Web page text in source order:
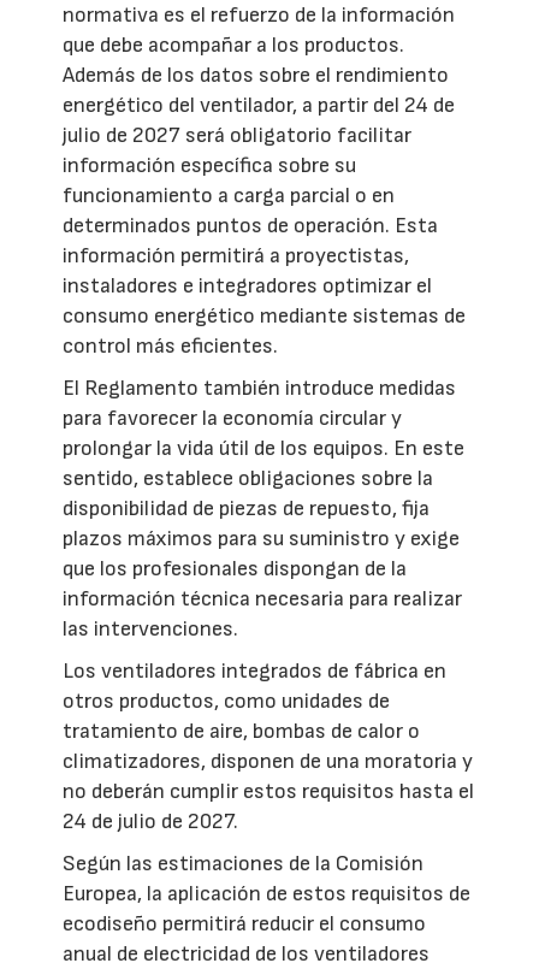
normativa es el refuerzo de la información
que debe acompañar a los productos.
Además de los datos sobre el rendimiento
energético del ventilador, a partir del 24 de
julio de 2027 será obligatorio facilitar
información específica sobre su
funcionamiento a carga parcial o en
determinados puntos de operación. Esta
información permitirá a proyectistas,
instaladores e integradores optimizar el
consumo energético mediante sistemas de
control más eficientes.
El Reglamento también introduce medidas
para favorecer la economía circular y
prolongar la vida útil de los equipos. En este
sentido, establece obligaciones sobre la
disponibilidad de piezas de repuesto, fija
plazos máximos para su suministro y exige
que los profesionales dispongan de la
información técnica necesaria para realizar
las intervenciones.
Los ventiladores integrados de fábrica en
otros productos, como unidades de
tratamiento de aire, bombas de calor o
climatizadores, disponen de una moratoria y
no deberán cumplir estos requisitos hasta el
24 de julio de 2027.
Según las estimaciones de la Comisión
Europea, la aplicación de estos requisitos de
ecodiseño permitirá reducir el consumo
anual de electricidad de los ventiladores